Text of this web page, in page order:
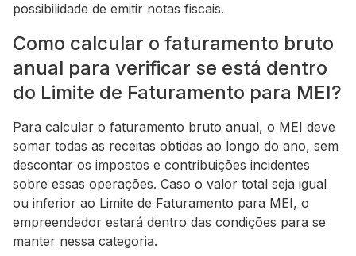
possibilidade de emitir notas fiscais.
Como calcular o faturamento bruto
anual para verificar se está dentro
do Limite de Faturamento para MEI?
Para calcular o faturamento bruto anual, o MEI deve
somar todas as receitas obtidas ao longo do ano, sem
descontar os impostos e contribuições incidentes
sobre essas operações. Caso o valor total seja igual
ou inferior ao Limite de Faturamento para MEI, o
empreendedor estará dentro das condições para se
manter nessa categoria.